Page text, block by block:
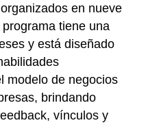
en nueve
tiene una
y está diseñado
modelo de negocios
brindando
vínculos y